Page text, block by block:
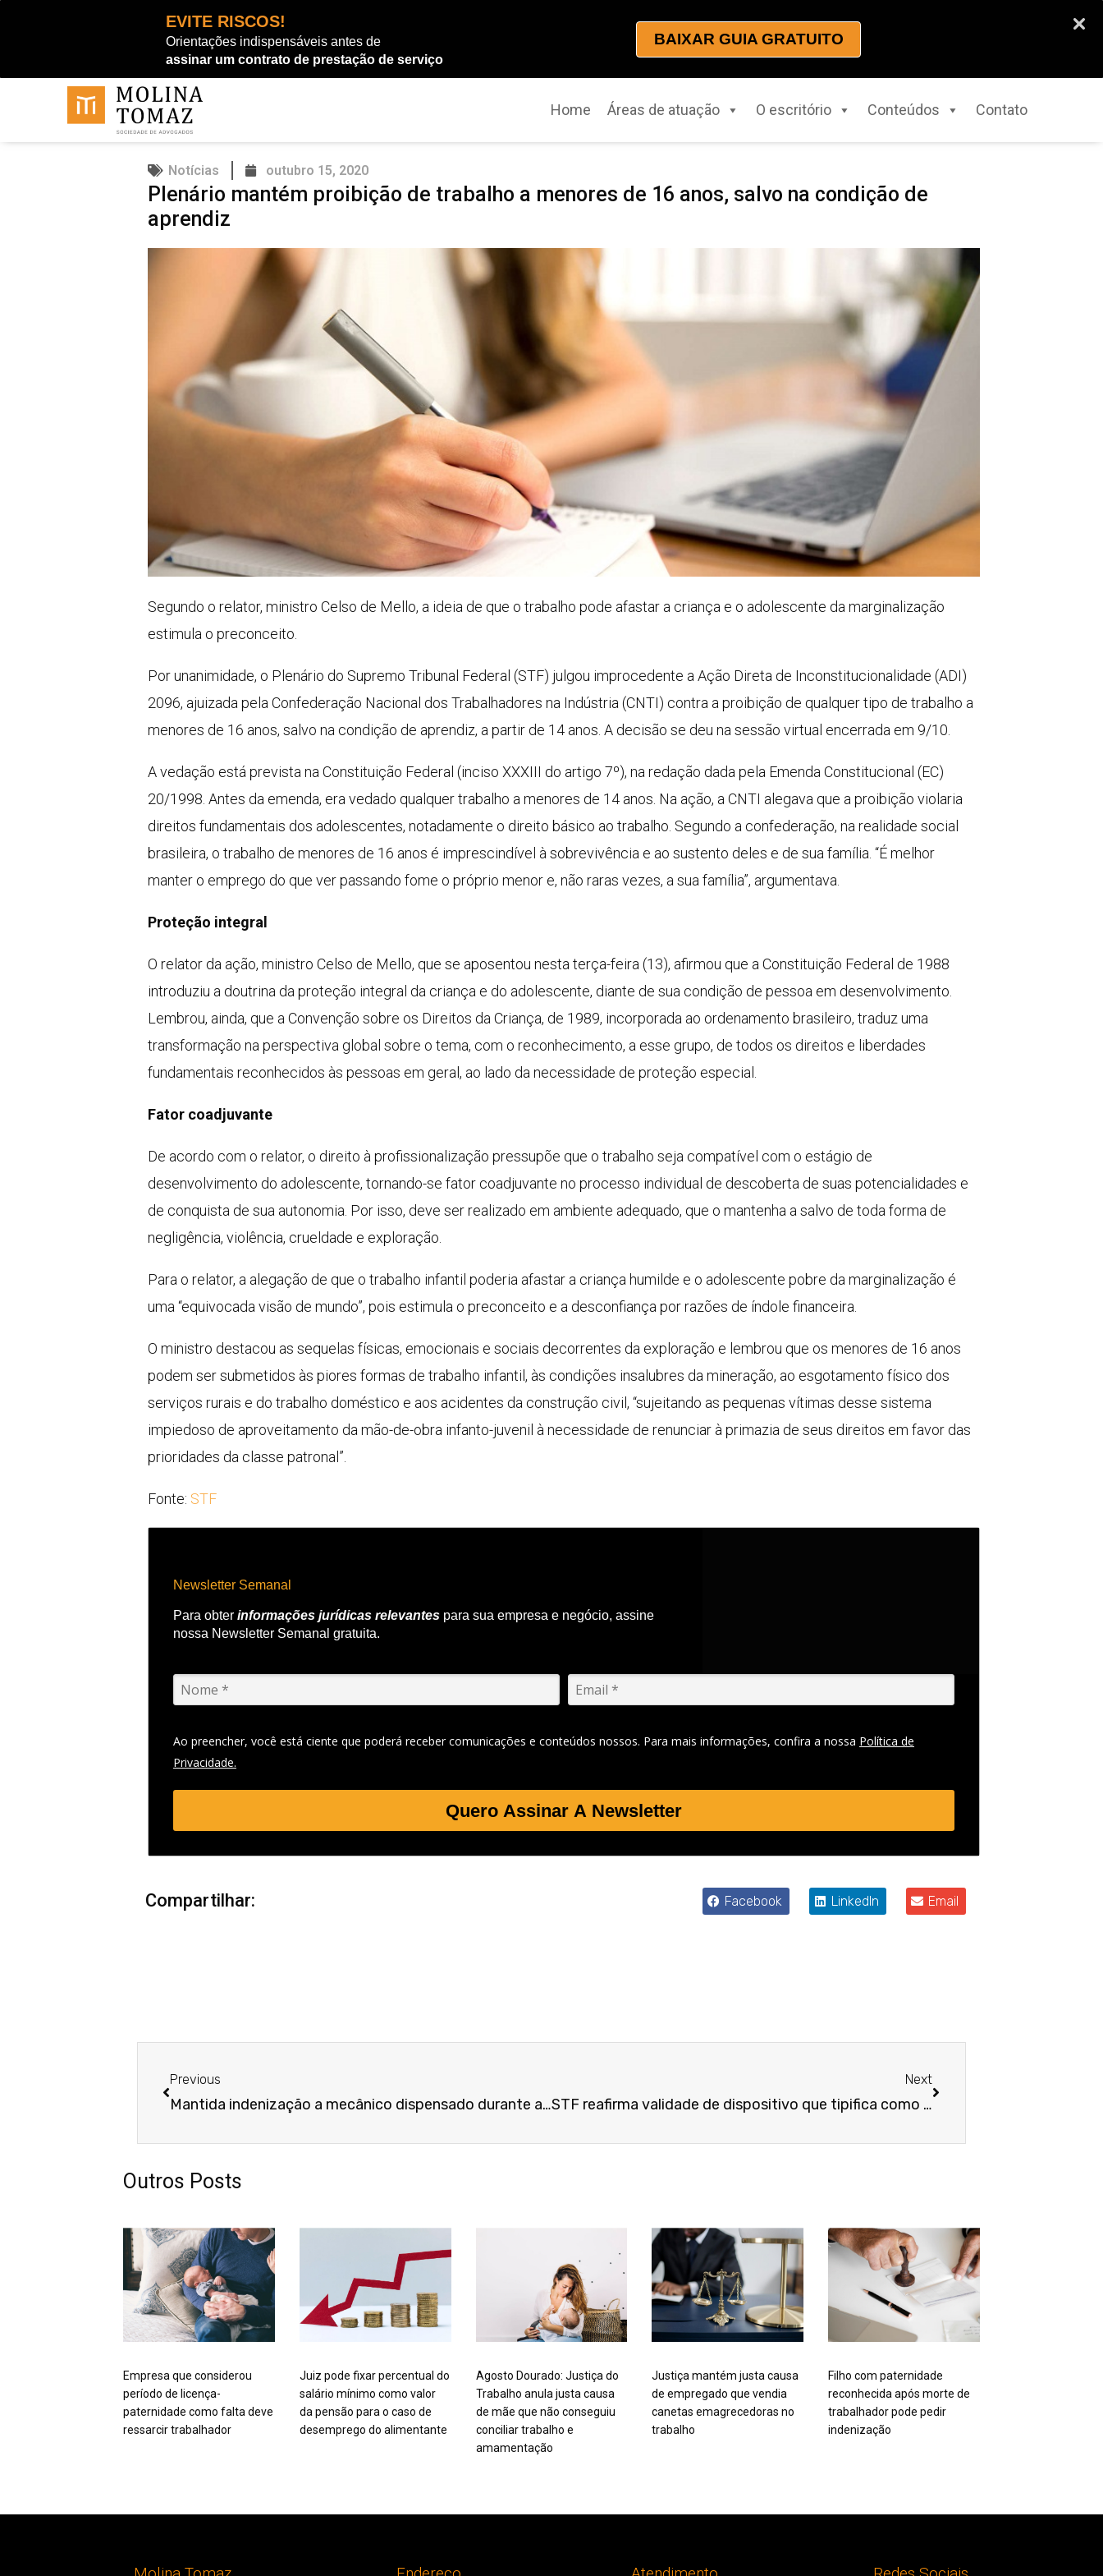
EVITE RISCOS!
Orientações indispensáveis antes de
assinar um contrato de prestação de serviço
BAIXAR GUIA GRATUITO
conteúdo
Home Áreas de atuação O escritório Conteúdos Contato
Notícias outubro 15, 2020
Plenário mantém proibição de trabalho a menores de 16 anos, salvo na condição de
aprendiz
Segundo o relator, ministro Celso de Mello, a ideia de que o trabalho pode afastar a criança e o adolescente da marginalização
estimula o preconceito.
Por unanimidade, o Plenário do Supremo Tribunal Federal (STF) julgou improcedente a Ação Direta de Inconstitucionalidade (ADI)
2096, ajuizada pela Confederação Nacional dos Trabalhadores na Indústria (CNTI) contra a proibição de qualquer tipo de trabalho a
menores de 16 anos, salvo na condição de aprendiz, a partir de 14 anos. A decisão se deu na sessão virtual encerrada em 9/10.
A vedação está prevista na Constituição Federal (inciso XXXIII do artigo 7º), na redação dada pela Emenda Constitucional (EC)
20/1998. Antes da emenda, era vedado qualquer trabalho a menores de 14 anos. Na ação, a CNTI alegava que a proibição violaria
direitos fundamentais dos adolescentes, notadamente o direito básico ao trabalho. Segundo a confederação, na realidade social
brasileira, o trabalho de menores de 16 anos é imprescindível à sobrevivência e ao sustento deles e de sua família. “É melhor
manter o emprego do que ver passando fome o próprio menor e, não raras vezes, a sua família”, argumentava.
Proteção integral
O relator da ação, ministro Celso de Mello, que se aposentou nesta terça-feira (13), afirmou que a Constituição Federal de 1988
introduziu a doutrina da proteção integral da criança e do adolescente, diante de sua condição de pessoa em desenvolvimento.
Lembrou, ainda, que a Convenção sobre os Direitos da Criança, de 1989, incorporada ao ordenamento brasileiro, traduz uma
transformação na perspectiva global sobre o tema, com o reconhecimento, a esse grupo, de todos os direitos e liberdades
fundamentais reconhecidos às pessoas em geral, ao lado da necessidade de proteção especial.
Fator coadjuvante
De acordo com o relator, o direito à profissionalização pressupõe que o trabalho seja compatível com o estágio de
desenvolvimento do adolescente, tornando-se fator coadjuvante no processo individual de descoberta de suas potencialidades e
de conquista de sua autonomia. Por isso, deve ser realizado em ambiente adequado, que o mantenha a salvo de toda forma de
negligência, violência, crueldade e exploração.
Para o relator, a alegação de que o trabalho infantil poderia afastar a criança humilde e o adolescente pobre da marginalização é
uma “equivocada visão de mundo”, pois estimula o preconceito e a desconfiança por razões de índole financeira.
O ministro destacou as sequelas físicas, emocionais e sociais decorrentes da exploração e lembrou que os menores de 16 anos
podem ser submetidos às piores formas de trabalho infantil, às condições insalubres da mineração, ao esgotamento físico dos
serviços rurais e do trabalho doméstico e aos acidentes da construção civil, “sujeitando as pequenas vítimas desse sistema
impiedoso de aproveitamento da mão-de-obra infanto-juvenil à necessidade de renunciar à primazia de seus direitos em favor das
prioridades da classe patronal”.
Fonte: STF
Newsletter Semanal
Para obter informações jurídicas relevantes para sua empresa e negócio, assine
nossa Newsletter Semanal gratuita.
Ao preencher, você está ciente que poderá receber comunicações e conteúdos nossos. Para mais informações, confira a nossa Política de
Privacidade.
Quero Assinar A Newsletter
Compartilhar: Facebook LinkedIn Email
Previous
Mantida indenização a mecânico dispensado durante as férias por ajuizar reclamação contra empresa
Next
STF reafirma validade de dispositivo que tipifica como crime a fuga do local de acidente de trânsito
Outros Posts
Empresa que considerou
período de licença-
paternidade como falta deve
ressarcir trabalhador
Juiz pode fixar percentual do
salário mínimo como valor
da pensão para o caso de
desemprego do alimentante
Agosto Dourado: Justiça do
Trabalho anula justa causa
de mãe que não conseguiu
conciliar trabalho e
amamentação
Justiça mantém justa causa
de empregado que vendia
canetas emagrecedoras no
trabalho
Filho com paternidade
reconhecida após morte de
trabalhador pode pedir
indenização